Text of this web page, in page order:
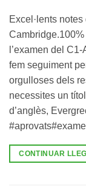
Excel·lents
l’examen del
fem seguiment
orgulloses dels
necessites un
d’anglès,
CONTINUAR